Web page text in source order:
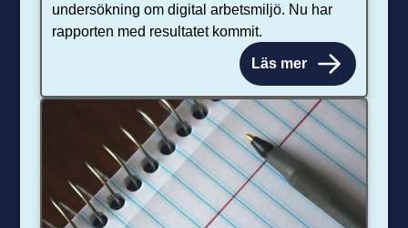
undersökning om digital arbetsmiljö. Nu har
rapporten med resultatet kommit.
Läs mer